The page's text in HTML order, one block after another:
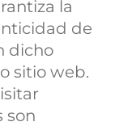
la
de
dicho
sitio web.
son